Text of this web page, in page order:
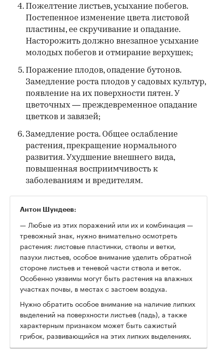
Пожелтение листьев, усыхание побегов.
Постепенное изменение цвета листовой
пластины, ее скручивание и опадание.
Насторожить должно внезапное усыхание
молодых побегов и отмирание верхушек;
Поражение плодов, опадение бутонов.
Замедление роста плодов у садовых культур,
появление на их поверхности пятен. У
цветочных — преждевременное опадание
цветков и завязей;
Замедление роста. Общее ослабление
растения, прекращение нормального
развития. Ухудшение внешнего вида,
повышенная восприимчивость к
заболеваниям и вредителям.
Антон Шундеев:
— Любые из этих поражений или их и комбинация—
тревожный знак, нужно внимательно осмотреть
растения: листовые пластинки, стволы и ветки,
пазухи листьев, особое внимание уделить обратной
стороне листьев и теневой части ствола и веток.
Особенно уязвимы могут быть растения на влажных
участках почвы, в местах с застоем воздуха.
Нужно обратить особое внимание на наличие липких
выделений на поверхности листьев (падь), а также
характерным признаком может быть сажистый
грибок, развивающийся на этих липких выделениях.